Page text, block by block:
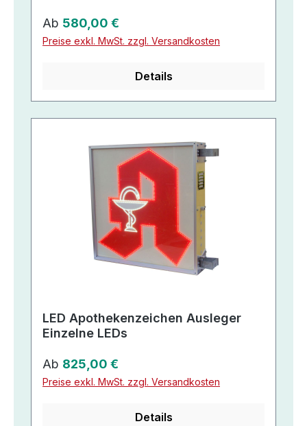
Regulärer Preis:
Ab 580,00 €
Preise exkl. MwSt. zzgl. Versandkosten
Details
LED Apothekenzeichen Ausleger
Einzelne LEDs
Regulärer Preis:
Ab 825,00 €
Preise exkl. MwSt. zzgl. Versandkosten
Details